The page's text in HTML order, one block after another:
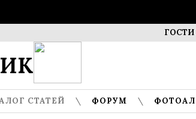
ГОСТИ
СТАТЕЙ ФОРУМ